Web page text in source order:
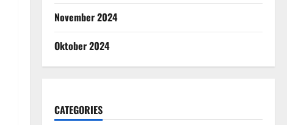
November 2024
Oktober 2024
CATEGORIES